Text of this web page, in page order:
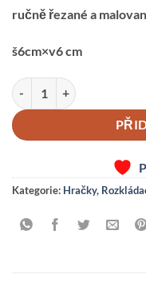
ručně řezané a
š6cm×v6 cm
Kočička modrá světlá-
Kategorie: Hračky,